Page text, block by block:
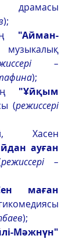
);
"Айман-
–
);
"Ұйқым
(режиссері
Хасен
ауған
режиссері –
маған
);
Мәжнүн"